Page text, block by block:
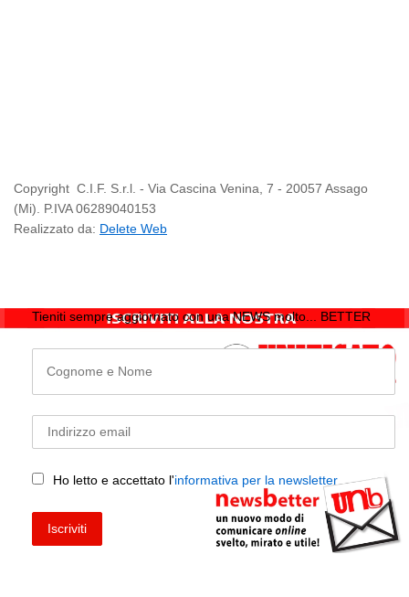
Copyright C.I.F. S.r.l. - Via Cascina Venina, 7 - 20057 Assago
(Mi). P.IVA 06289040153
Realizzato da: Delete Web
Tieniti sempre aggiornato con una NEWS molto... BETTER
Ho letto e accettato l'informativa per la newsletter